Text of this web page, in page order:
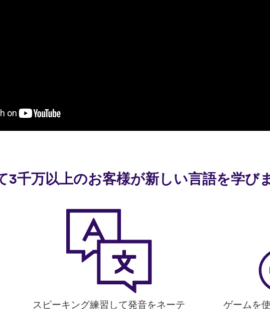
3千万以上のお客様が新しい言語を学び
スピーキング練習して発音をネーテ ゲームを